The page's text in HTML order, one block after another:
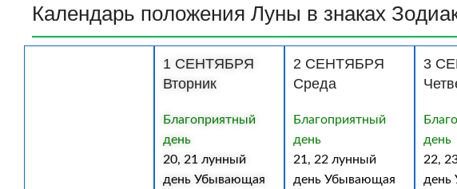
Календарь пoлoжeния Луны в знaкax
1 СЕНТЯБРЯ
Вторник
Благоприятный
день
20, 21 лунный
день Убывающая
2 СЕНТЯБРЯ
Среда
Благоприятный
день
21, 22 лунный
день Убывающая
3
день
22,
день